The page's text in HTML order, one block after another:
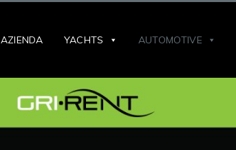
AZIENDA YACHTS AUTOMOTIVE